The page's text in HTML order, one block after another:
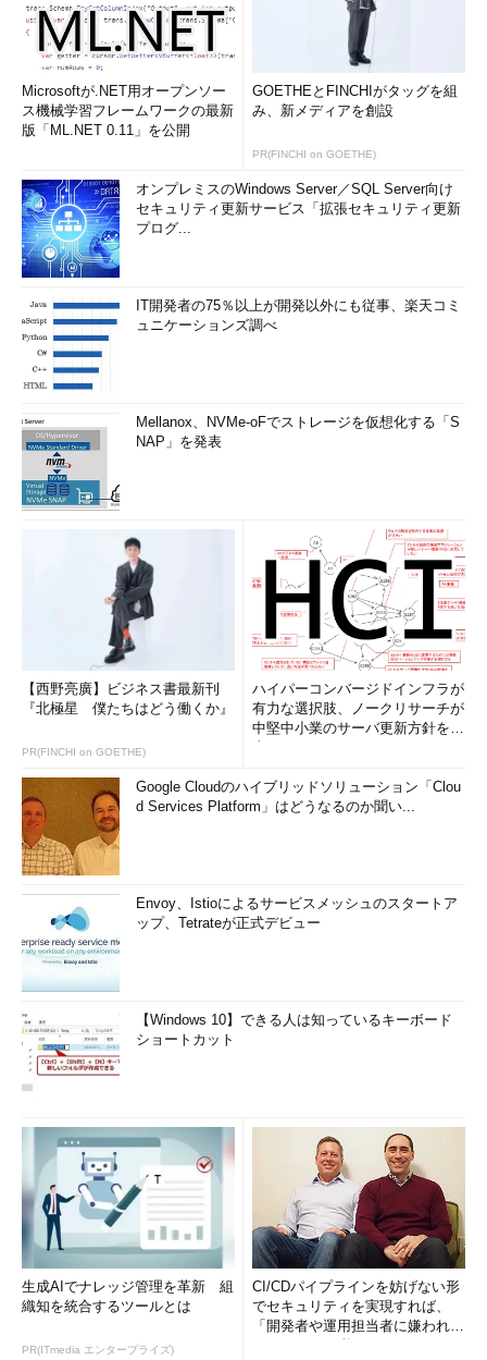
Microsoftが.NET用オープンソー
ス機械学習フレームワークの最新
版「ML.NET 0.11」を公開
GOETHEとFINCHIがタッグを組
み、新メディアを創設
PR(FINCHI on GOETHE)
オンプレミスのWindows Server／SQL Server向け
セキュリティ更新サービス「拡張セキュリティ更新
プログ...
IT開発者の75％以上が開発以外にも従事、楽天コミ
ュニケーションズ調べ
Mellanox、NVMe-oFでストレージを仮想化する「S
NAP」を発表
【西野亮廣】ビジネス書最新刊
『北極星 僕たちはどう働くか』
PR(FINCHI on GOETHE)
ハイパーコンバージドインフラが
有力な選択肢、ノークリサーチが
中堅中小業のサーバ更新方針を調
Google Cloudのハイブリッドソリューション「Clou
d Services Platform」はどうなるのか聞い...
Envoy、Istioによるサービスメッシュのスタートア
ップ、Tetrateが正式デビュー
【Windows 10】できる人は知っているキーボード
ショートカット
生成AIでナレッジ管理を革新 組
織知を統合するツールとは
PR(ITmedia エンタープライズ)
CI/CDパイプラインを妨げない形
でセキュリティを実現すれば、
「開発者や運用担当者に嫌われな